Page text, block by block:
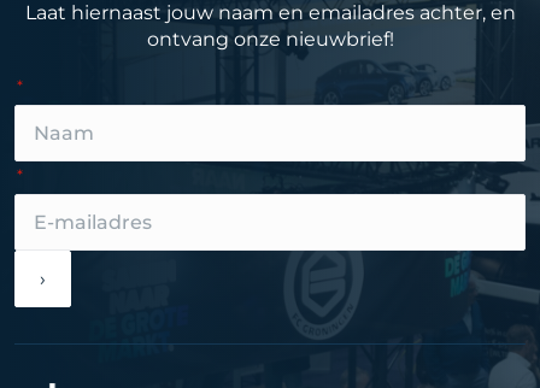
Laat hiernaast jouw naam en emailadres achter, en
ontvang onze nieuwbrief!
›